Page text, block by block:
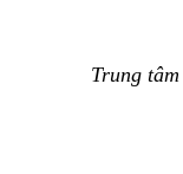
Trung